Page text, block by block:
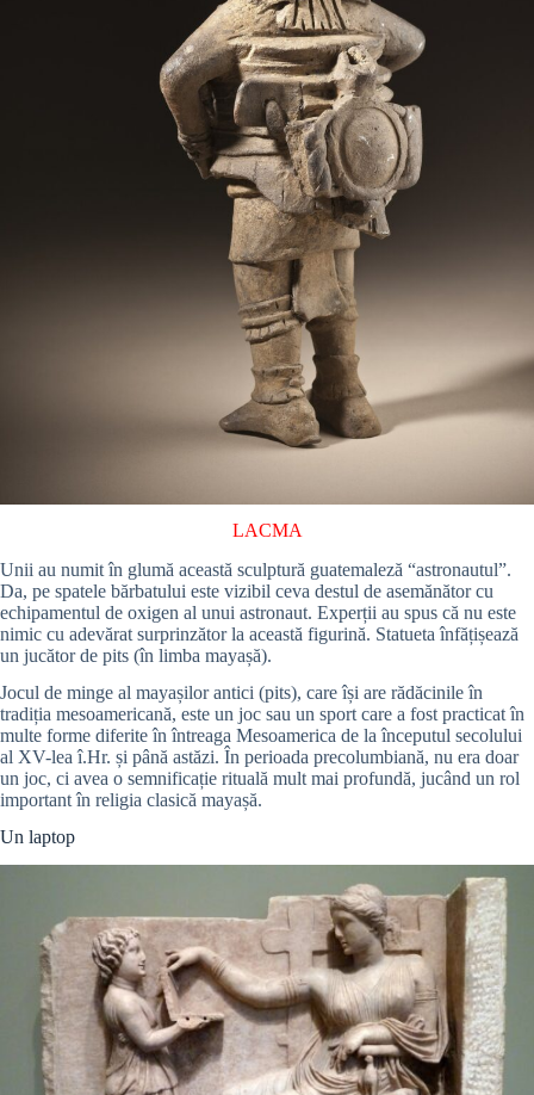
LACMA
Unii au numit în glumă această sculptură guatemaleză “astronautul”.
Da, pe spatele bărbatului este vizibil ceva destul de asemănător cu
echipamentul de oxigen al unui astronaut. Experții au spus că nu este
nimic cu adevărat surprinzător la această figurină. Statueta înfățișează
un jucător de pits (în limba mayașă).
Jocul de minge al mayașilor antici (pits), care își are rădăcinile în
tradiția mesoamericană, este un joc sau un sport care a fost practicat în
multe forme diferite în întreaga Mesoamerica de la începutul secolului
al XV-lea î.Hr. și până astăzi. În perioada precolumbiană, nu era doar
un joc, ci avea o semnificație rituală mult mai profundă, jucând un rol
important în religia clasică mayașă.
Un laptop